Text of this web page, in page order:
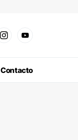
Contacto